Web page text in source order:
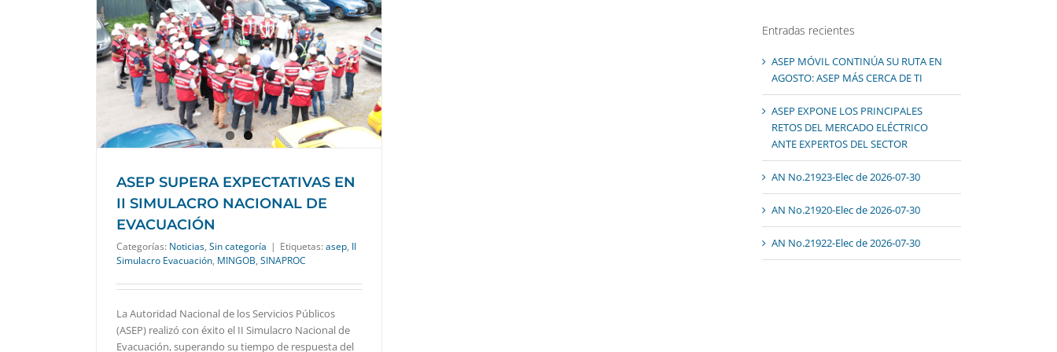
ASEP SUPERA EXPECTATIVAS EN
II SIMULACRO NACIONAL DE
EVACUACIÓN
Categorías: Noticias, Sin categoría | Etiquetas: asep, II
Simulacro Evacuación, MINGOB, SINAPROC
La Autoridad Nacional de los Servicios Públicos
(ASEP) realizó con éxito el II Simulacro Nacional de
Evacuación, superando su tiempo de respuesta del
Entradas recientes
ASEP MÓVIL CONTINÚA SU RUTA EN
AGOSTO: ASEP MÁS CERCA DE TI
ASEP EXPONE LOS PRINCIPALES
RETOS DEL MERCADO ELÉCTRICO
ANTE EXPERTOS DEL SECTOR
AN No.21923-Elec de 2026-07-30
AN No.21920-Elec de 2026-07-30
AN No.21922-Elec de 2026-07-30